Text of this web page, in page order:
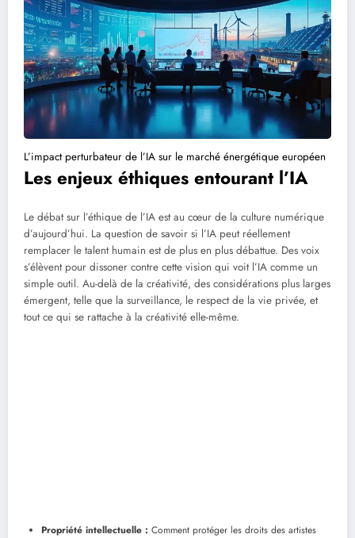
L’impact perturbateur de l’IA sur le marché énergétique européen
Les enjeux éthiques entourant l’IA
Le débat sur l’éthique de l’IA est au cœur de la culture numérique
d’aujourd’hui. La question de savoir si l’IA peut réellement
remplacer le talent humain est de plus en plus débattue. Des voix
s’élèvent pour dissoner contre cette vision qui voit l’IA comme un
simple outil. Au-delà de la créativité, des considérations plus larges
émergent, telle que la surveillance, le respect de la vie privée, et
tout ce qui se rattache à la créativité elle-même.
Propriété intellectuelle : Comment protéger les droits des artistes